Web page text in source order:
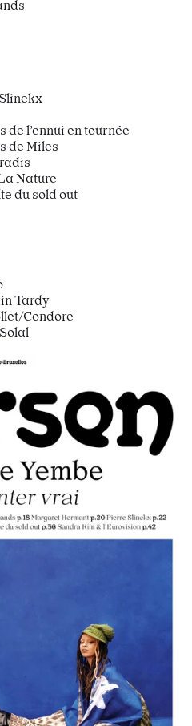
de l’ennui en tournée
de Miles
Nature
du sold out
Tardy
Condore